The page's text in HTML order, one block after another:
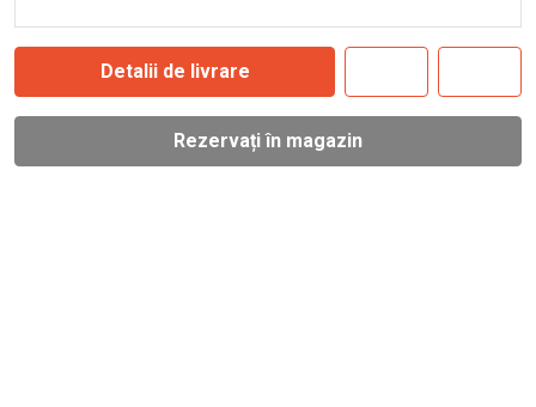
Detalii de livrare
Rezervați în magazin